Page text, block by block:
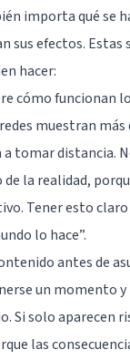
importa qué se
sus efectos. Estas
hacer:
cómo funcionan
muestran más
tomar distancia.
la realidad,
Tener esto claro
lo hace”.
antes de
un momento
Si solo aparecen
las